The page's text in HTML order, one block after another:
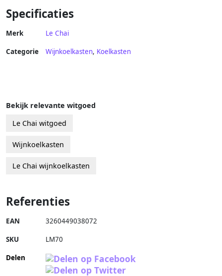
Specificaties
Merk Le Chai
Categorie Wijnkoelkasten, Koelkasten
Bekijk relevante witgoed
Le Chai witgoed
Wijnkoelkasten
Le Chai wijnkoelkasten
Referenties
EAN 3260449038072
SKU LM70
Delen